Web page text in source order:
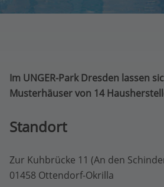
Im UNGER-Park Dresden lassen
Musterhäuser von 14
Standort
Zur Kuhbrücke 11 (An den
01458 Ottendorf-Okrilla